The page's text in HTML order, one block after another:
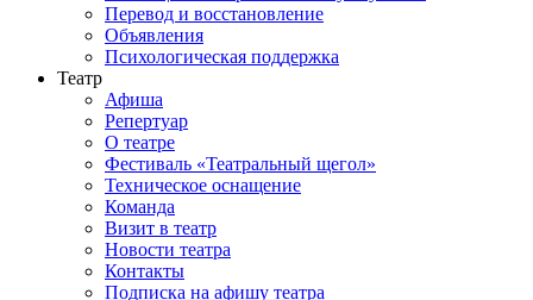
Перевод и восстановление
Объявления
Психологическая поддержка
Театр
Афиша
Репертуар
О театре
Фестиваль «Театральный щегол»
Техническое оснащение
Команда
Визит в театр
Новости театра
Контакты
Подписка на афишу театра